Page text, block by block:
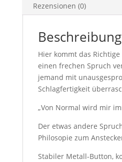
Rezensionen (0)
Beschreibung
Hier kommt das
einen frechen Spruch
jemand mit
Schlagfertigkeit
„Von Normal wird mir
Der etwas andere
Philosopie zum
Stabiler Metall-Button,